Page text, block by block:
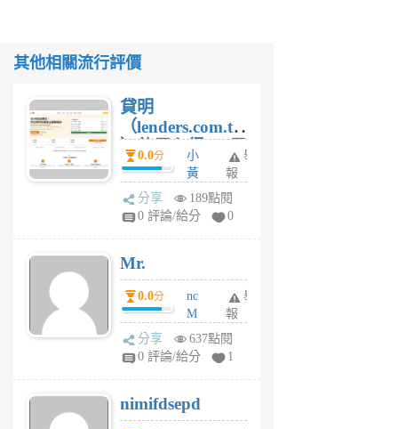
其他相關流行評價
貸明
（lenders.com.tw
）使用心得 — 民
間貸款比較平台
體驗
0.0分
小
黃
蜂
4
舉
報
分享
189點閱
0 評論/給分
0
Mr.
0.0分
nc
M
U
F
U
5
舉
報
分享
637點閱
0 評論/給分
1
nimifdsepd